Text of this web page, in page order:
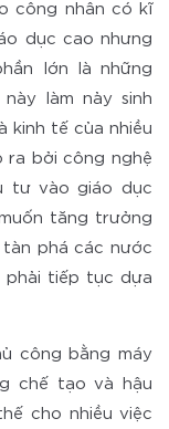
công nhân có kĩ
dục cao nhưng
lớn là những
làm nảy sinh
kinh tế của nhiều
ra bởi công nghệ
tư vào giáo dục
tăng trưởng
phá các nước
phải tiếp tục dựa
công bằng máy
chế tạo và hậu
cho nhiều việc